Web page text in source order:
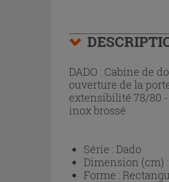
DADO : Cabine de
ouverture de la
extensibilité 78/80
inox brossé
Série :Dado
Dimension (cm) :
Forme :